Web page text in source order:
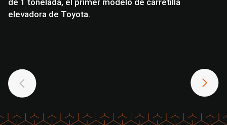
de 1 tonelada, el primer modelo de carretilla
elevadora de Toyota.